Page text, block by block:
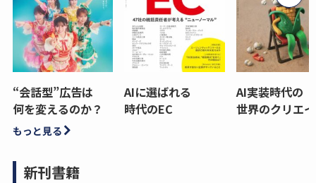
“会話型”広告は
何を変えるのか？
AIに選ばれる
時代のEC
AI実装時代の
世界のクリエ
もっと見る
新刊書籍